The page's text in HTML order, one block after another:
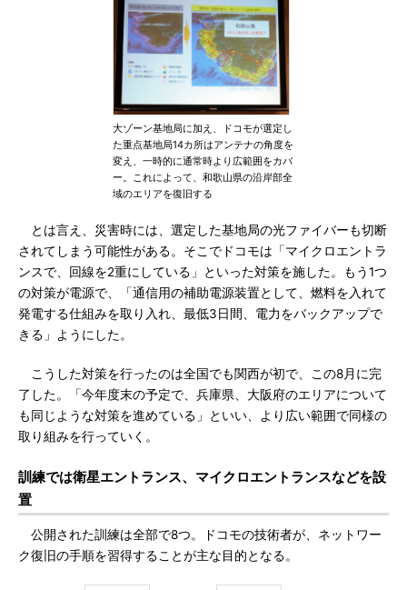
大ゾーン基地局に加え、ドコモが選定し
た重点基地局14カ所はアンテナの角度を
変え、一時的に通常時より広範囲をカバ
ー。これによって、和歌山県の沿岸部全
域のエリアを復旧する
とは言え、災害時には、選定した基地局の光ファイバーも切断
されてしまう可能性がある。そこでドコモは「マイクロエントラ
ンスで、回線を2重にしている」といった対策を施した。もう1つ
の対策が電源で、「通信用の補助電源装置として、燃料を入れて
発電する仕組みを取り入れ、最低3日間、電力をバックアップで
きる」ようにした。
こうした対策を行ったのは全国でも関西が初で、この8月に完
了した。「今年度末の予定で、兵庫県、大阪府のエリアについて
も同じような対策を進めている」といい、より広い範囲で同様の
取り組みを行っていく。
訓練では衛星エントランス、マイクロエントランスなどを設
置
公開された訓練は全部で8つ。ドコモの技術者が、ネットワー
ク復旧の手順を習得することが主な目的となる。